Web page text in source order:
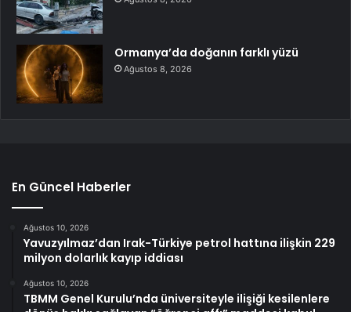
Ormanya’da doğanın farklı yüzü
Ağustos 8, 2026
En Güncel Haberler
Ağustos 10, 2026
Yavuzyılmaz’dan Irak-Türkiye petrol hattına ilişkin 229
milyon dolarlık kayıp iddiası
Ağustos 10, 2026
TBMM Genel Kurulu’nda üniversiteyle ilişiği kesilenlere